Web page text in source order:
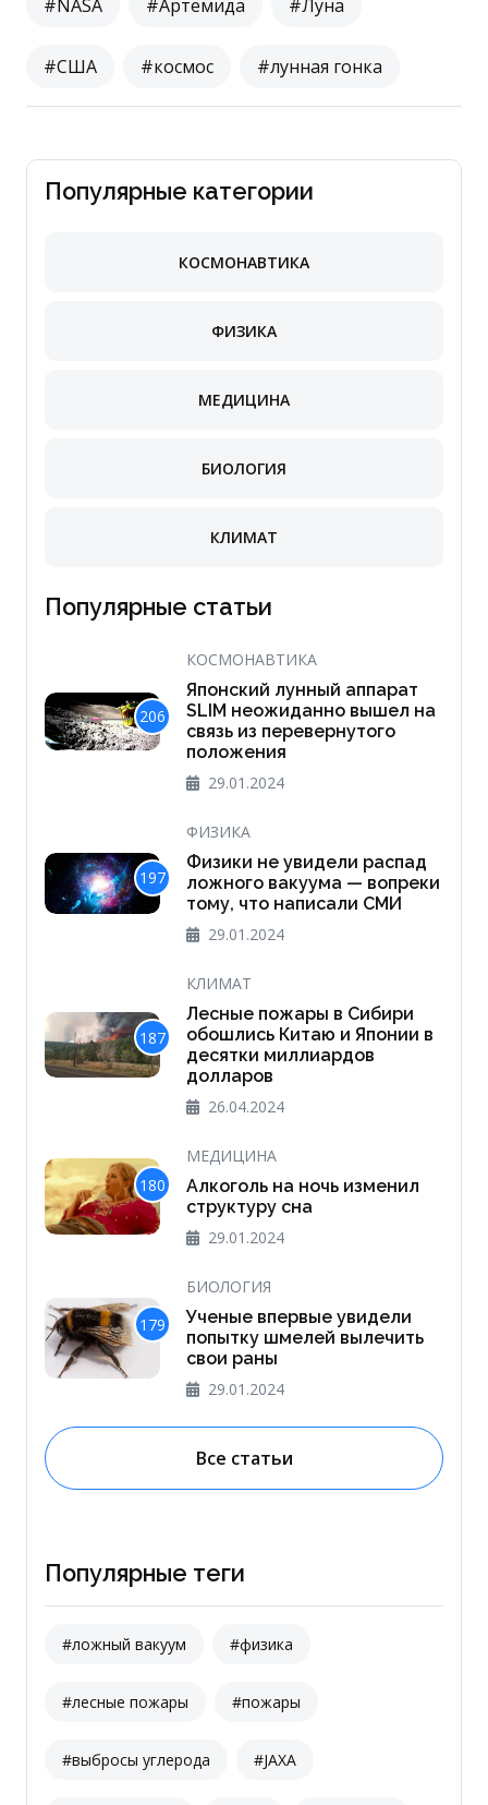
#NASA #Артемида #Луна
#США #космос #лунная гонка
Популярные категории
КОСМОНАВТИКА
ФИЗИКА
МЕДИЦИНА
БИОЛОГИЯ
КЛИМАТ
Популярные статьи
206
КОСМОНАВТИКА
Японский лунный аппарат
SLIM неожиданно вышел на
связь из перевернутого
положения
29.01.2024
197
ФИЗИКА
Физики не увидели распад
ложного вакуума — вопреки
тому, что написали СМИ
29.01.2024
187
КЛИМАТ
Лесные пожары в Сибири
обошлись Китаю и Японии в
десятки миллиардов
долларов
26.04.2024
180
МЕДИЦИНА
Алкоголь на ночь изменил
структуру сна
29.01.2024
179
БИОЛОГИЯ
Ученые впервые увидели
попытку шмелей вылечить
свои раны
29.01.2024
Все статьи
Популярные теги
#ложный вакуум #физика
#лесные пожары #пожары
#выбросы углерода #JAXA